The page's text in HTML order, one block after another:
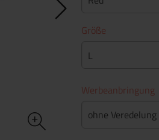
Größe
L
Werbeanbringung
ohne Veredelung